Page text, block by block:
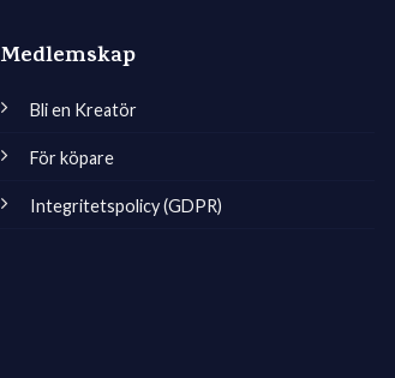
Medlemskap
Bli en Kreatör
För köpare
Integritetspolicy (GDPR)